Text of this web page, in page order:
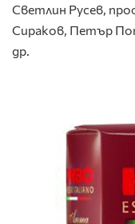
Светлин Русев,
Сираков, Петър
др.